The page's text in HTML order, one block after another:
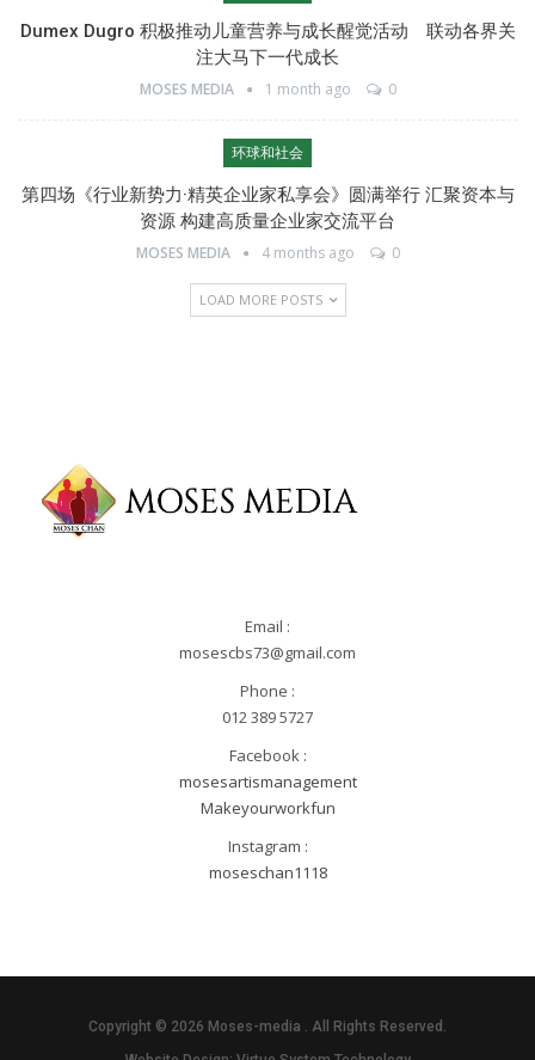
Dumex Dugro 积极推动儿童营养与成长醒觉活动 联动各界关
注大马下一代成长
MOSES MEDIA 1 month ago 0
环球和社会
第四场《行业新势力·精英企业家私享会》圆满举行 汇聚资本与
资源 构建高质量企业家交流平台
MOSES MEDIA 4 months ago 0
LOAD MORE POSTS
Email :
mosescbs73@gmail.com
Phone :
012 389 5727
Facebook :
mosesartismanagement
Makeyourworkfun
Instagram :
moseschan1118
Copyright © 2026 Moses-media . All Rights Reserved.